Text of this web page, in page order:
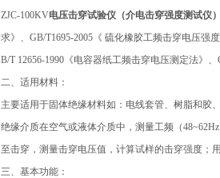
ZJC-100KV电压击穿试验仪（介电击穿强度测试仪）
求》、GB/T1695-2005《 硫化橡胶工频击穿电压强
B/T 12656-1990《电容器纸工频击穿电压测定法》
二、适用材料：
主要适用于固体绝缘材料如：电线套管、树脂和胶
绝缘介质在空气或液体介质中，测量工频（
至击穿，测量击穿电压值，计算试样的击穿强度；
三、基本功能：